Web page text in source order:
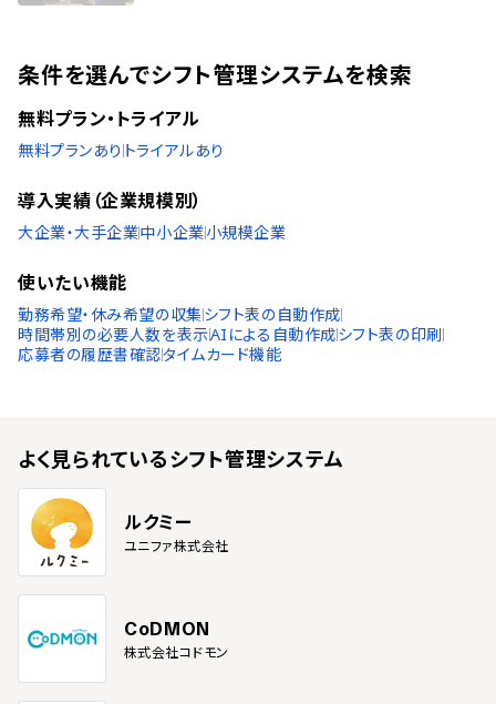
条件を選んでシフト管理システムを検索
無料プラン・トライアル
無料プランあり トライアルあり
導入実績（企業規模別）
大企業・大手企業中小企業小規模企業
使いたい機能
勤務希望・休み希望の収集シフト表の自動作成
時間帯別の必要人数を表示AIによる自動作成シフト表の印刷
応募者の履歴書確認タイムカード機能
よく見られているシフト管理システム
ルクミー
ユニファ株式会社
CoDMON
株式会社コドモン